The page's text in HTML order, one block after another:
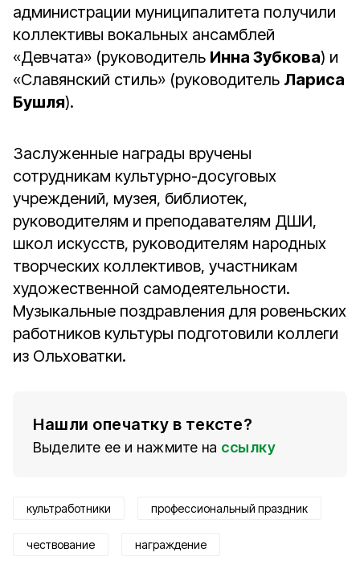
администрации муниципалитета получили
коллективы вокальных ансамблей
«Девчата» (руководитель Инна Зубкова) и
«Славянский стиль» (руководитель Лариса
Бушля).
Заслуженные награды вручены
сотрудникам культурно-досуговых
учреждений, музея, библиотек,
руководителям и преподавателям ДШИ,
школ искусств, руководителям народных
творческих коллективов, участникам
художественной самодеятельности.
Музыкальные поздравления для ровеньских
работников культуры подготовили коллеги
из Ольховатки.
Нашли опечатку в тексте?
Выделите ее и нажмите на ссылку
культработники профессиональный праздник
чествование награждение